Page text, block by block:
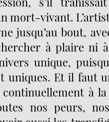
mort-vivant.
jusqu’au bout,
à plaire ni
unique,
uniques. Et il faut
à
nos peurs,